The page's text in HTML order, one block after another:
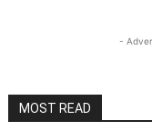
-
MOST READ